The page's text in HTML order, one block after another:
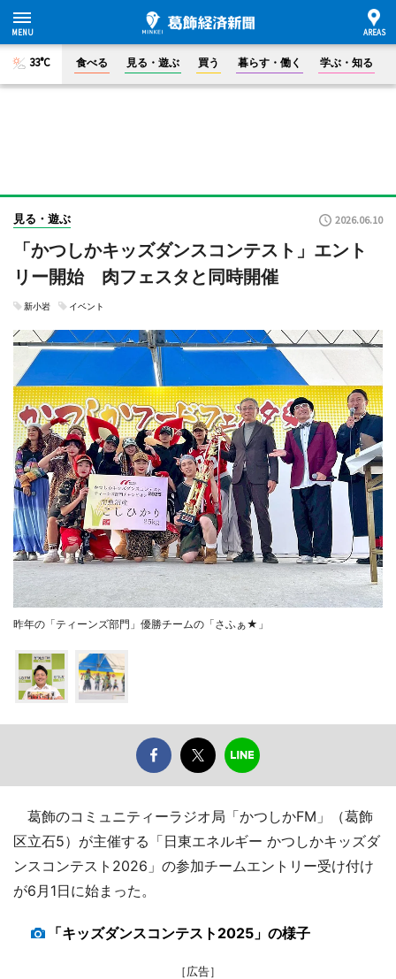
33°C 食べる 見る・遊ぶ 買う 暮らす・働く 学ぶ・知る
見る・遊ぶ 2026.06.10
「かつしかキッズダンスコンテスト」エント
リー開始 肉フェスタと同時開催
新小岩 イベント
昨年の「ティーンズ部門」優勝チームの「さふぁ★」
葛飾のコミュニティーラジオ局「かつしかFM」（葛飾
区立石5）が主催する「日東エネルギー かつしかキッズダ
ンスコンテスト2026」の参加チームエントリー受け付け
が6月1日に始まった。
「キッズダンスコンテスト2025」の様子
［広告］